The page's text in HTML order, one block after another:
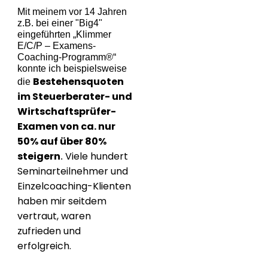
Mit meinem vor 14 Jahren
z.B. bei einer "Big4"
eingeführten „Klimmer
E/C/P – Examens-
Coaching-Programm®“
konnte ich beispielsweise
die Bestehensquoten
im Steuerberater- und
Wirtschaftsprüfer-
Examen von ca. nur
50% auf über 80%
steigern. Viele hundert
Seminarteilnehmer und
Einzelcoaching-Klienten
haben mir seitdem
vertraut, waren
zufrieden und
erfolgreich.